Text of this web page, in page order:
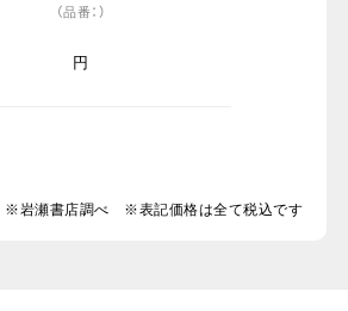
（品番：）
円
※岩瀬書店調べ ※表記価格は全て税込です